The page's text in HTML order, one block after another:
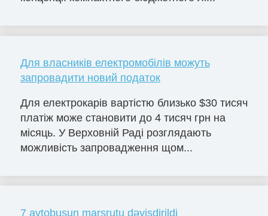
Для власників електромобілів можуть
запровадити новий податок
Для електрокарів вартістю близько $30 тисяч
платіж може становити до 4 тисяч грн на
місяць. У Верховній Раді розглядають
можливість запровадження щом...
7 avtobusun marşrutu dəyişdirildi